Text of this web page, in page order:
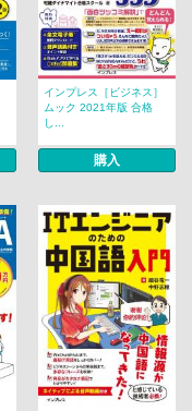
インプレス［ビジネス］
ムック 2021年版 合格
し...
購入